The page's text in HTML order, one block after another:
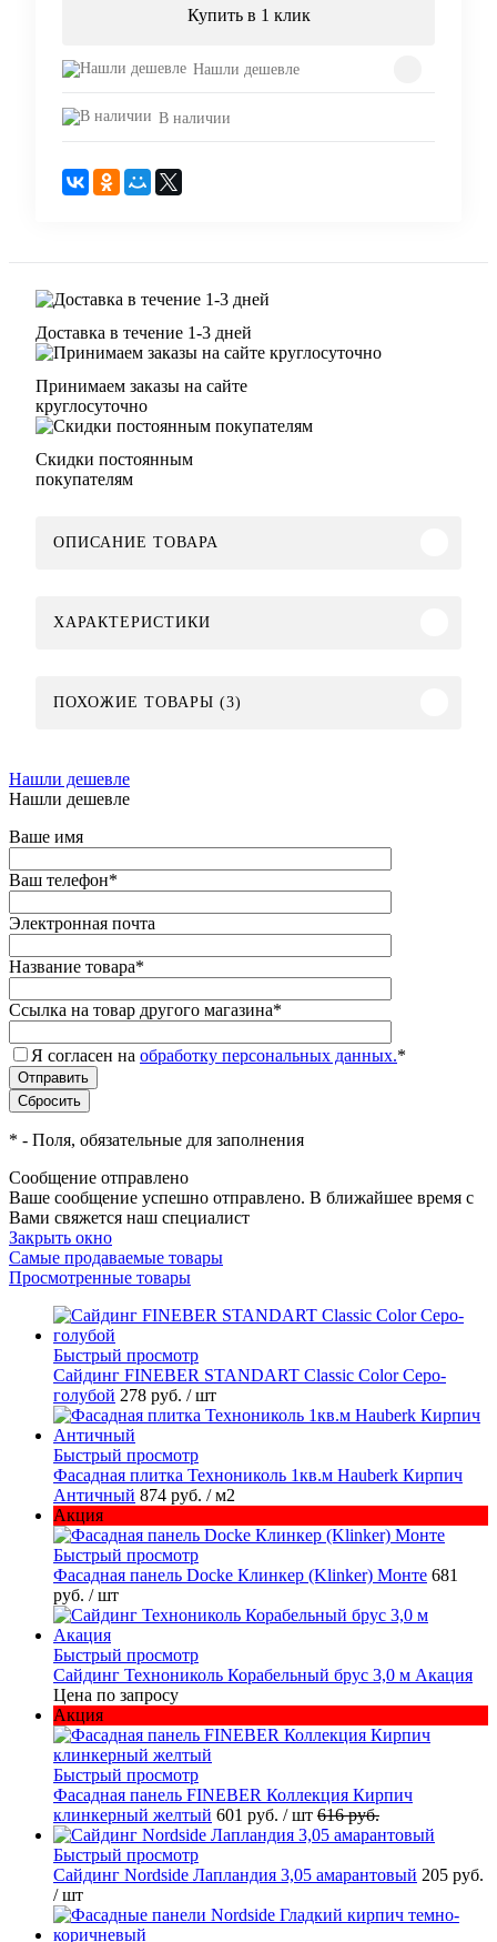
Купить в 1 клик
Нашли дешевле
В наличии
Доставка в течение 1-3 дней
Принимаем заказы на сайте
круглосуточно
Скидки постоянным
покупателям
ОПИСАНИЕ ТОВАРА
ХАРАКТЕРИСТИКИ
ПОХОЖИЕ ТОВАРЫ (3)
Нашли дешевле
Нашли дешевле
Ваше имя
Ваш телефон*
Электронная почта
Название товара*
Ссылка на товар другого магазина*
Я согласен на обработку персональных данных.*
* - Поля, обязательные для заполнения
Сообщение отправлено
Ваше сообщение успешно отправлено. В ближайшее время с
Вами свяжется наш специалист
Закрыть окно
Самые продаваемые товары
Просмотренные товары
Быстрый просмотр
Cайдинг FINEBER STANDART Classic Color Серо-
голубой 278 руб. / шт
Быстрый просмотр
Фасадная плитка Технониколь 1кв.м Hauberk Кирпич
Античный 874 руб. / м2
Акция
Быстрый просмотр
Фасадная панель Docke Клинкер (Klinker) Монте 681
руб. / шт
Быстрый просмотр
Сайдинг Технониколь Корабельный брус 3,0 м Акация
Цена по запросу
Акция
Быстрый просмотр
Фасадная панель FINEBER Коллекция Кирпич
клинкерный желтый 601 руб. / шт 616 руб.
Быстрый просмотр
Сайдинг Nordside Лапландия 3,05 амарантовый 205 руб.
/ шт